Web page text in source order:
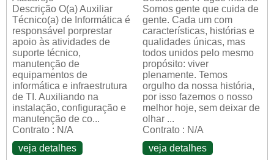
Descrição O(a) Auxiliar
Técnico(a) de Informática é
responsável porprestar
apoio às atividades de
suporte técnico,
manutenção de
equipamentos de
informática e infraestrutura
de TI. Auxiliando na
instalação, configuração e
manutenção de co...
Contrato : N/A
veja detalhes
Somos gente que cuida de
gente. Cada um com
características, histórias e
qualidades únicas, mas
todos unidos pelo mesmo
propósito: viver
plenamente. Temos
orgulho da nossa história,
por isso fazemos o nosso
melhor hoje, sem deixar de
olhar ...
Contrato : N/A
veja detalhes